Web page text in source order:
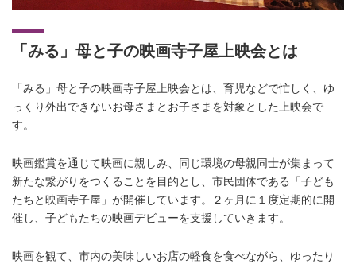
「みる」母と子の映画寺子屋上映会とは
「みる」母と子の映画寺子屋上映会とは、育児などで忙しく、ゆ
っくり外出できないお母さまとお子さまを対象とした上映会で
す。
映画鑑賞を通じて映画に親しみ、同じ環境の母親同士が集まって
新たな繋がりをつくることを目的とし、市民団体である「子ども
たちと映画寺子屋」が開催しています。２ヶ月に１度定期的に開
催し、子どもたちの映画デビューを支援していきます。
映画を観て、市内の美味しいお店の軽食を食べながら、ゆったり